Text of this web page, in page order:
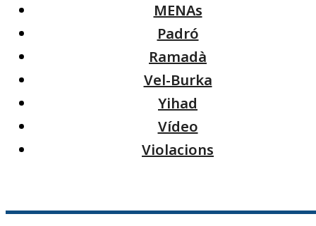
MENAs
Padró
Ramadà
Vel-Burka
Yihad
Vídeo
Violacions